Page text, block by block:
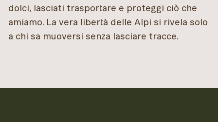
dolci, lasciati trasportare e proteggi ciò che
amiamo. La vera libertà delle Alpi si rivela solo
a chi sa muoversi senza lasciare tracce.